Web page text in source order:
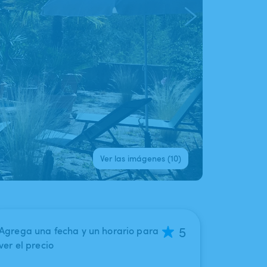
Ver las imágenes (10)
una fecha y un horario para
el precio
5